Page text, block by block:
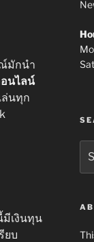
มักนำ
นไลน์
ล่นทุก
เงินทุน
ยบ